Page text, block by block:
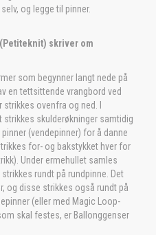
og legge til pinner.
skriver om
som begynner langt nede på
en tettsittende vrangbord ved
ovenfra og ned. I
skulderøkninger samtidig
(vendepinner) for å danne
for- og bakstykket hver for
Under ermehullet samles
rundt på rundpinne. Det
og disse strikkes også rundt på
(eller med Magic Loop-
skal festes, er Ballonggenser